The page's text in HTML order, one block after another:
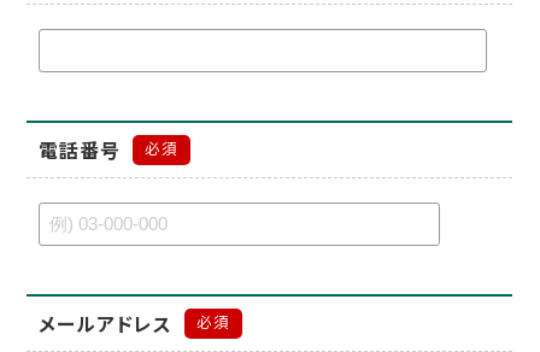
電話番号 必須
メールアドレス 必須